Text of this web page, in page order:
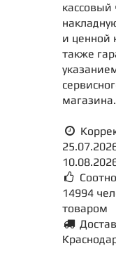
кассовый
и ценной
также
магазина.
14994
товаром